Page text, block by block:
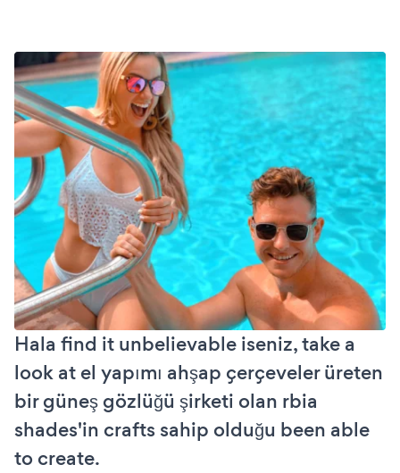
Hala find it unbelievable iseniz, take a
look at el yapımı ahşap çerçeveler üreten
bir güneş gözlüğü şirketi olan rbia
shades'in crafts sahip olduğu been able
to create.